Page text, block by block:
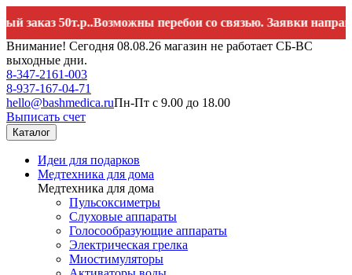
50т.р..Возможны перебои со связью. Заявки направляйте
Внимание! Сегодня 08.08.26 магазин не работает СБ-ВС
выходные дни.
8-347-2161-003
8-937-167-04-71
hello@bashmedica.ruПн-Пт с 9.00 до 18.00
Выписать счет
Каталог
Идеи для подарков
Медтехника для дома
Медтехника для дома
Пульсоксиметры
Слуховые аппараты
Голосообразующие аппараты
Электрическая грелка
Миостимуляторы